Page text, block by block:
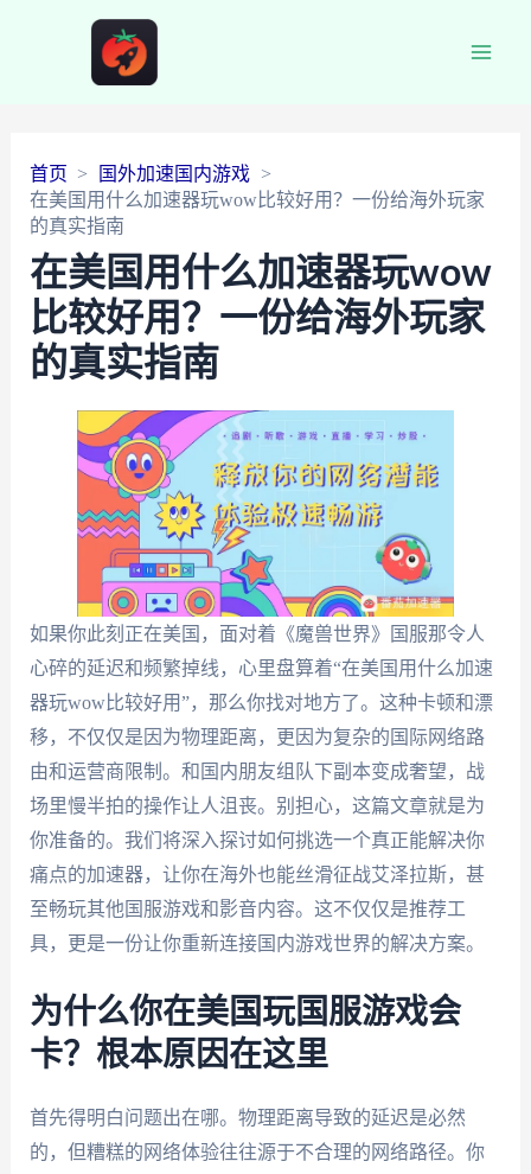
首页
国外加速国内游戏
在美国用什么加速器玩wow比较好用？一份给海外玩家
的真实指南
在美国用什么加速器玩wow
比较好用？一份给海外玩家
的真实指南
如果你此刻正在美国，面对着《魔兽世界》国服那令人
心碎的延迟和频繁掉线，心里盘算着“在美国用什么加速
器玩wow比较好用”，那么你找对地方了。这种卡顿和漂
移，不仅仅是因为物理距离，更因为复杂的国际网络路
由和运营商限制。和国内朋友组队下副本变成奢望，战
场里慢半拍的操作让人沮丧。别担心，这篇文章就是为
你准备的。我们将深入探讨如何挑选一个真正能解决你
痛点的加速器，让你在海外也能丝滑征战艾泽拉斯，甚
至畅玩其他国服游戏和影音内容。这不仅仅是推荐工
具，更是一份让你重新连接国内游戏世界的解决方案。
为什么你在美国玩国服游戏会
卡？根本原因在这里
首先得明白问题出在哪。物理距离导致的延迟是必然
的，但糟糕的网络体验往往源于不合理的网络路径。你